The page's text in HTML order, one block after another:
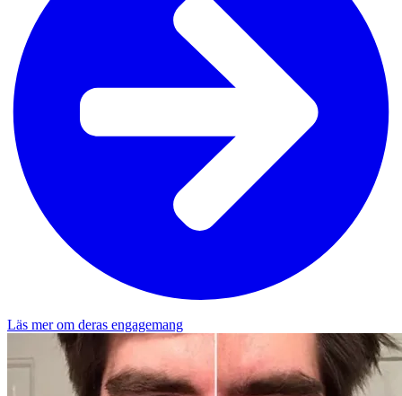
Läs mer om deras engagemang